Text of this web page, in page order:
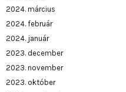
2024. március
2024. február
2024. január
2023. december
2023. november
2023. október